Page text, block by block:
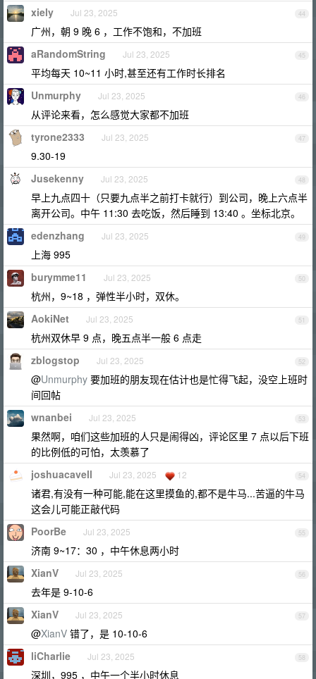
44
xiely Jul 23, 2025
广州，朝 9 晚 6 ，工作不饱和，不加班
45
aRandomString Jul 23, 2025
平均每天 10~11 小时,甚至还有工作时长排名
46
Unmurphy Jul 23, 2025
从评论来看，怎么感觉大家都不加班
47
tyrone2333 Jul 23, 2025
9.30-19
48
Jusekenny Jul 23, 2025
早上九点四十（只要九点半之前打卡就行）到公司，晚上六点半
离开公司。中午 11:30 去吃饭，然后睡到 13:40 。坐标北京。
49
edenzhang Jul 23, 2025
上海 995
50
burymme11 Jul 23, 2025
杭州，9~18 ，弹性半小时，双休。
51
AokiNet Jul 23, 2025
杭州双休早 9 点，晚五点半一般 6 点走
52
zblogstop Jul 23, 2025
@Unmurphy 要加班的朋友现在估计也是忙得飞起，没空上班时
间回帖
53
wnanbei Jul 23, 2025
果然啊，咱们这些加班的人只是闹得凶，评论区里 7 点以后下班
的比例低的可怕，太羡慕了
54
joshuacavell Jul 23, 2025 12
诸君,有没有一种可能,能在这里摸鱼的,都不是牛马...苦逼的牛马
这会儿可能正敲代码
55
PoorBe Jul 23, 2025
济南 9~17：30 ，中午休息两小时
56
XianV Jul 23, 2025
去年是 9-10-6
57
XianV Jul 23, 2025
@XianV 错了，是 10-10-6
58
liCharlie Jul 23, 2025
深圳，995 ，中午一个半小时休息